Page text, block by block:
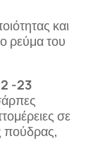
και
ρεύμα του
-23
σε
πούδρας,